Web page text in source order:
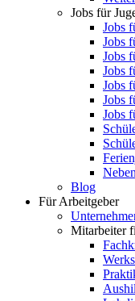
Jobs für
Jobs
Jobs
Jobs
Jobs
Jobs
Jobs
Jobs
Blog
Für Arbeitgeber
Mitarbeiter